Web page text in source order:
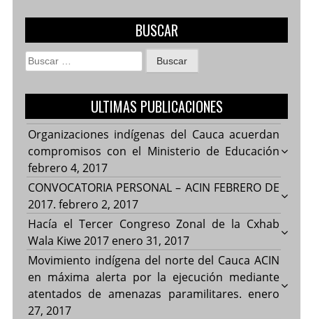
BUSCAR
Buscar:
ULTIMAS PUBLICACIONES
Organizaciones indígenas del Cauca acuerdan
compromisos con el Ministerio de Educación
febrero 4, 2017
CONVOCATORIA PERSONAL – ACIN FEBRERO DE
2017. febrero 2, 2017
Hacía el Tercer Congreso Zonal de la Cxhab
Wala Kiwe 2017 enero 31, 2017
Movimiento indígena del norte del Cauca ACIN
en máxima alerta por la ejecución mediante
atentados de amenazas paramilitares. enero
27, 2017